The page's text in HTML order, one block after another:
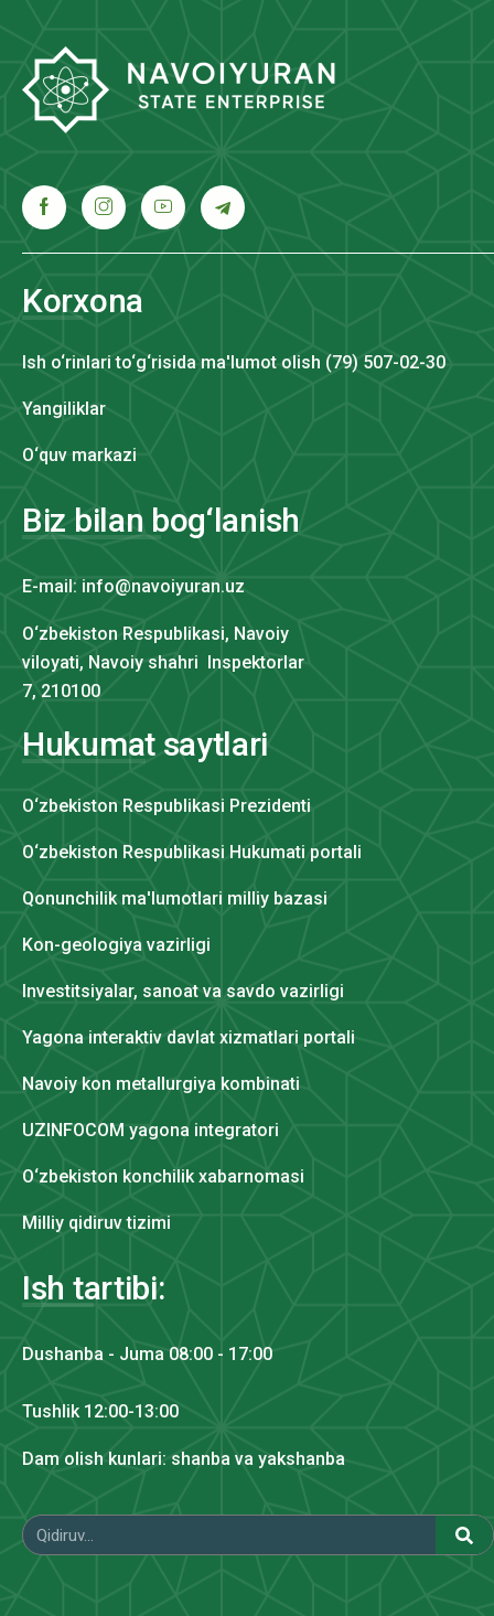
Korxona
Ish o‘rinlari to‘g‘risida ma'lumot olish (79) 507-02-30
Yangiliklar
O‘quv markazi
Biz bilan bog‘lanish
E-mail: info@navoiyuran.uz
O‘zbekiston Respublikasi, Navoiy
viloyati, Navoiy shahri Inspektorlar
7, 210100
Hukumat saytlari
O‘zbekiston Respublikasi Prezidenti
O‘zbekiston Respublikasi Hukumati portali
Qonunchilik ma'lumotlari milliy bazasi
Kon-geologiya vazirligi
Investitsiyalar, sanoat va savdo vazirligi
Yagona interaktiv davlat xizmatlari portali
Navoiy kon metallurgiya kombinati
UZINFOCOM yagona integratori
O‘zbekiston konchilik xabarnomasi
Milliy qidiruv tizimi
Ish tartibi:
Dushanba - Juma 08:00 - 17:00
Tushlik 12:00-13:00
Dam olish kunlari: shanba va yakshanba